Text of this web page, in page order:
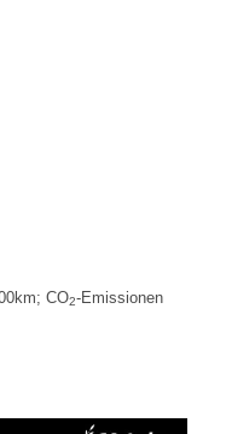
;CO2-Emissionen